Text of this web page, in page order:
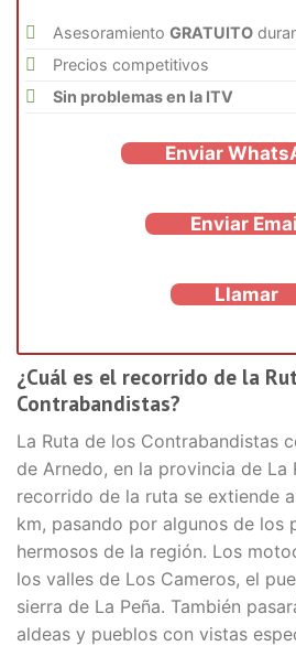
AsesoramientoGRATUITO
Precios competitivos
Sin problemas en la ITV
Enviar
Enviar
Llamar
¿Cuál es el recorrido de la
Contrabandistas?
La Ruta de los Contrabandistas
de Arnedo, en la provincia de La
recorrido de la ruta se extiende
km, pasando por algunos de los
hermosos de la región. Los
los valles de Los Cameros, el
sierra de La Peña. También
aldeas y pueblos con vistas